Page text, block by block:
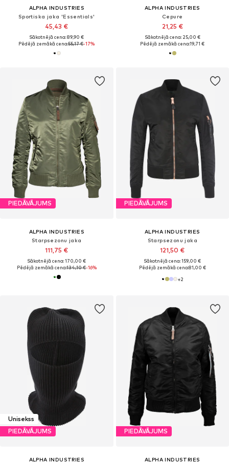
ALPHA INDUSTRIES
Sportiska jaka 'Essentials'
45,43 €
Sākotnējā cena: 89,90 €
Pēdējā zemākā cena:55,17 €-17%
ALPHA INDUSTRIES
Cepure
21,25 €
Sākotnējā cena: 25,00 €
Pēdējā zemākā cena:19,71 €
PIEDĀVĀJUMS
ALPHA INDUSTRIES
Starpsezonu jaka
111,75 €
Sākotnējā cena: 170,00 €
Pēdējā zemākā cena:134,10 €-16%
PIEDĀVĀJUMS
ALPHA INDUSTRIES
Starpsezonu jaka
121,50 €
Sākotnējā cena: 159,00 €
Pēdējā zemākā cena:81,00 €
+2
Unisekss
PIEDĀVĀJUMS
ALPHA INDUSTRIES
PIEDĀVĀJUMS
ALPHA INDUSTRIES